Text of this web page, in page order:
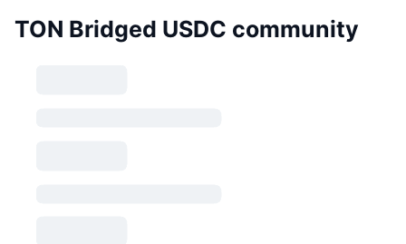
TON Bridged USDC community